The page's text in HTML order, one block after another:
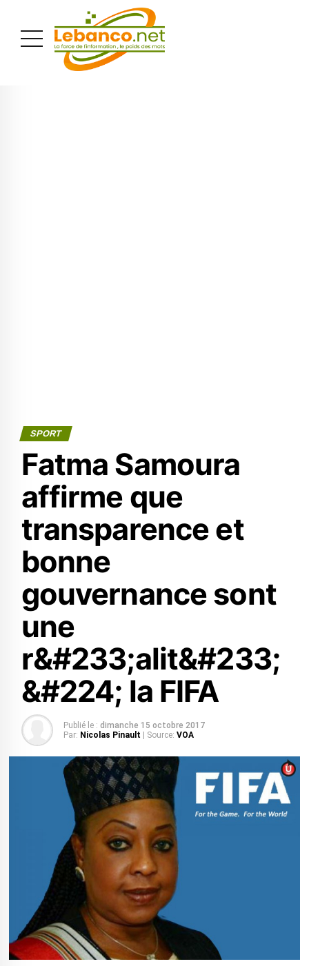
SPORT
Fatma Samoura
affirme que
transparence et
bonne
gouvernance sont
une
r&#233;alit&#233;
&#224; la FIFA
Publié le : dimanche 15 octobre 2017
Par: Nicolas Pinault | Source: VOA